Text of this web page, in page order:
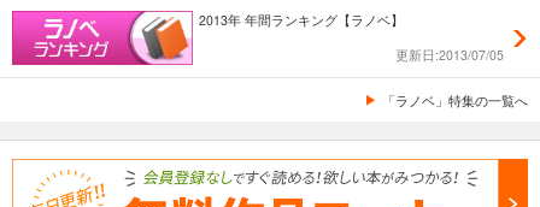
2013年 年間ランキング【ラノベ】
更新日:2013/07/05
「ラノベ」特集の一覧へ